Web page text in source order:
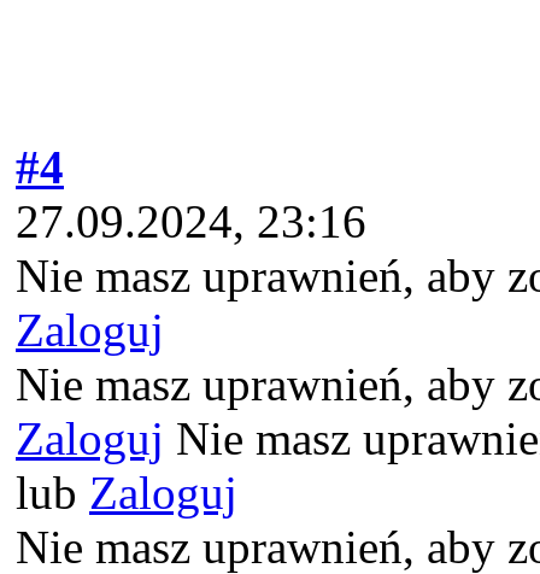
#4
27.09.2024, 23:16
Nie masz uprawnień, aby
Zaloguj
Nie masz uprawnień, aby
Zaloguj Nie masz
lub Zaloguj
Nie masz uprawnień, aby